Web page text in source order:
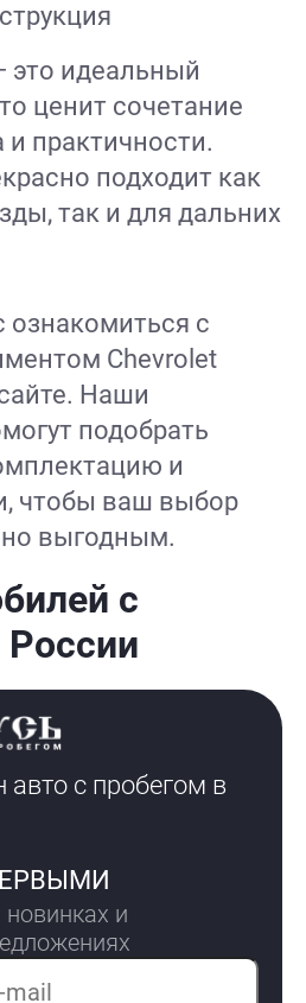
это идеальный
ценит сочетание
практичности.
подходит как
так и для дальних
с
Chevrolet
Наши
подобрать
и
чтобы ваш выбор
выгодным.
с
авто с пробегом в
и
Электронная почта